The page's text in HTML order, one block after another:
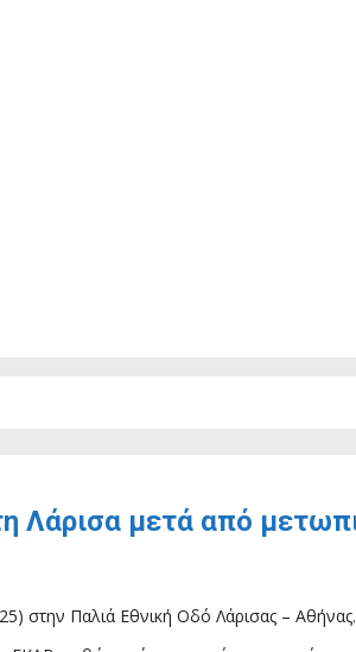
Λάρισα μετά από
στην Παλιά Εθνική Οδό Λάρισας – Αθήνας.